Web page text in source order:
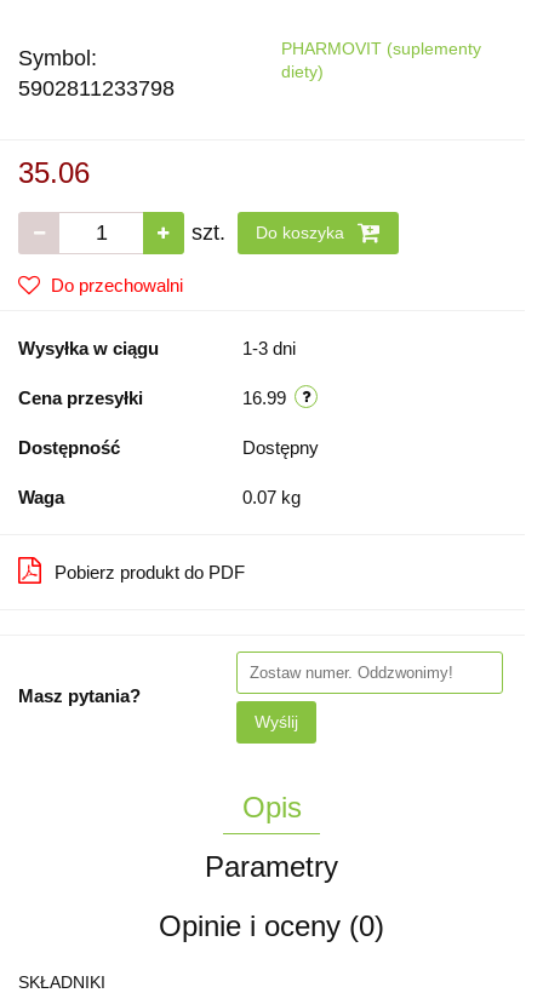
Symbol:
5902811233798
PHARMOVIT (suplementy
diety)
35.06
szt. Do koszyka
Do przechowalni
Wysyłka w ciągu 1-3 dni
Cena przesyłki 16.99
Dostępność Dostępny
Waga 0.07 kg
Pobierz produkt do PDF
Masz pytania?
Wyślij
Opis
Parametry
Opinie i oceny (0)
SKŁADNIKI